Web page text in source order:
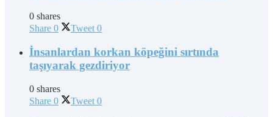
0 shares
Share 0 Tweet 0
İnsanlardan korkan köpeğini sırtında
taşıyarak gezdiriyor
0 shares
Share 0 Tweet 0